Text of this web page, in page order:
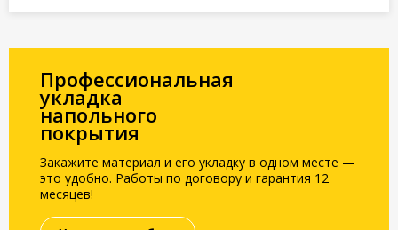
Профессиональная
укладка
напольного
покрытия
Закажите материал и его укладку в одном месте —
это удобно. Работы по договору и гарантия 12
месяцев!